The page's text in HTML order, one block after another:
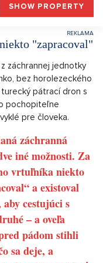
m², Praha 2
SHOW PROPERTY
"zapracoval"
záchrannej jednotky
bez horolezeckého
pátrací dron s
pochopiteľne
pre človeka.
záchranná
iné možnosti. Za
vrtuľníka niekto
a existoval
cestujúci s
– a oveľa
pádom stihli
sa deje, a